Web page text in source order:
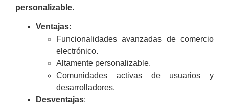
personalizable.
Ventajas:
Funcionalidades avanzadas de comercio
electrónico.
Altamente personalizable.
Comunidades activas de usuarios y
desarrolladores.
Desventajas: